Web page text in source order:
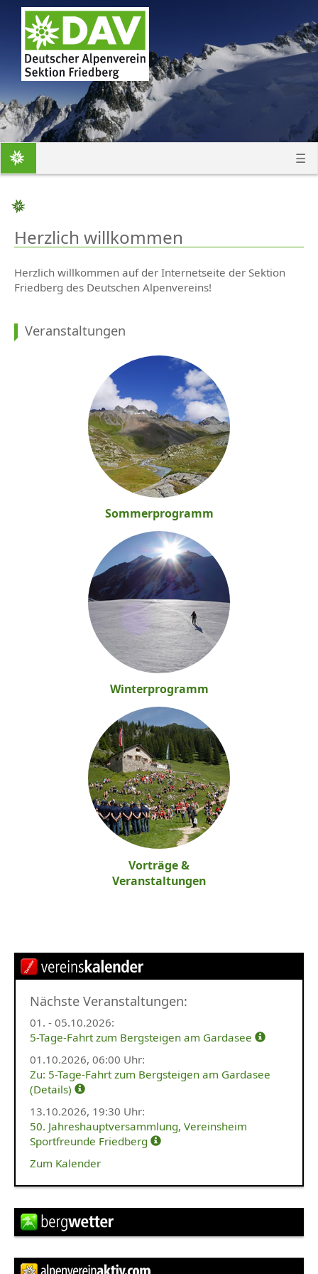
Der Verein
Geschäftsstelle
Vorstand & Beirat
Vereinsgeschichte
Sommerprogramm
Veranstaltungen
Alpingruppe
Familiengruppe 1:
Familiengruppe 2: Die
Familiengruppe 3:
Murmeltiere
Familiengruppe 4: Die
Alpensalamander
Jugendgruppe
Jungmannschaft
Seniorengruppe
Friedberger Haus
Willi-Merkl-Hütte
Versicherung für
Mitglieder
Mitgliedschaft
Kontakt
Datenschutz
Impressum
Sitemap
Intern
Herzlich willkommen
Herzlich willkommen auf der Internetseite der Sektion
Friedberg des Deutschen Alpenvereins!
Veranstaltungen
Sommerprogramm
Winterprogramm
Vorträge &
Veranstaltungen
Nächste Veranstaltungen:
01. - 05.10.2026:
5-Tage-Fahrt zum Bergsteigen am Gardasee
01.10.2026, 06:00 Uhr:
Zu: 5-Tage-Fahrt zum Bergsteigen am Gardasee
(Details)
13.10.2026, 19:30 Uhr:
50. Jahreshauptversammlung, Vereinsheim
Sportfreunde Friedberg
Zum Kalender
☰